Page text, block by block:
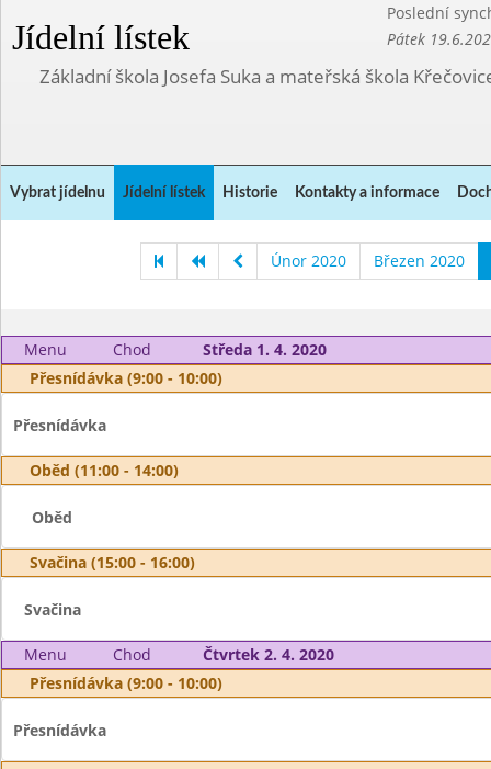
Jídelní lístek
Poslední
Pátek
Základní škola Josefa Suka a mateřská škola
Vybrat jídelnu Jídelní lístek Historie Kontakty a informace
Únor 2020 Březen 2020
Menu Chod
Středa 1. 4. 2020
Přesnídávka (9:00 - 10:00)
Přesnídávka
Oběd (11:00 - 14:00)
Oběd
Svačina (15:00 - 16:00)
Svačina
Menu Chod
Čtvrtek 2. 4. 2020
Přesnídávka (9:00 - 10:00)
Přesnídávka